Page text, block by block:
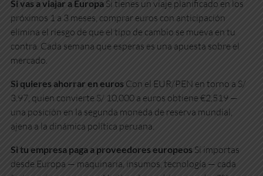
Si vas a viajar a Europa Si tienes un viaje planificado en los
próximos 1 a 3 meses, comprar euros con anticipación
elimina el riesgo de que el tipo de cambio se mueva en tu
contra. Cada semana que esperas es una apuesta sobre el
mercado.
Si quieres ahorrar en euros Con el EUR/PEN en torno a S/
3.97, quien convierte S/ 10,000 a euros obtiene €2,519 —
una posición en la segunda moneda de reserva mundial,
ajena a la dinámica política peruana.
Si tu empresa paga a proveedores europeos Si importas
desde Europa — maquinaria, insumos, tecnología — cada